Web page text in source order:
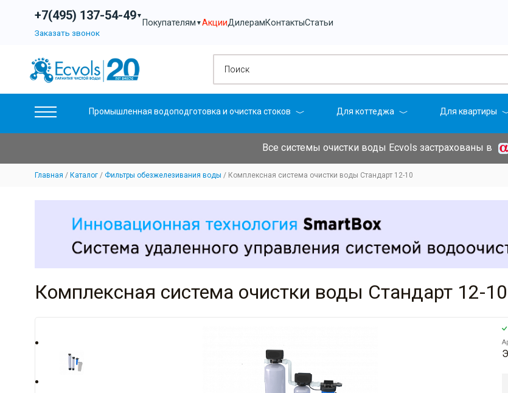
+7(495) 137-54-49▼
Заказать звонок
Покупателям ▼АкцииДилерамКонтактыСтатьи
Промышленная водоподготовка и очистка стоков Для коттеджа Для квартиры
Все системы очистки воды Ecvols застрахованы в
Главная Каталог Фильтры обезжелезивания воды Комплексная система очистки воды Стандарт 12-10
Комплексная система очистки воды Стандарт 12-10